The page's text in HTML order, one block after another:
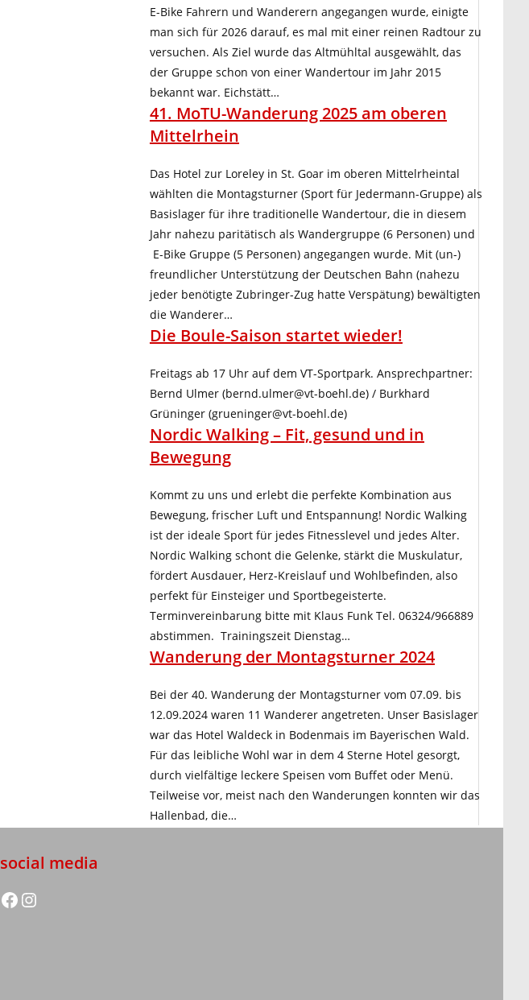
E-Bike Fahrern und Wanderern angegangen wurde, einigte
man sich für 2026 darauf, es mal mit einer reinen Radtour zu
versuchen. Als Ziel wurde das Altmühltal ausgewählt, das
der Gruppe schon von einer Wandertour im Jahr 2015
bekannt war. Eichstätt…
41. MoTU-Wanderung 2025 am oberen
Mittelrhein
Das Hotel zur Loreley in St. Goar im oberen Mittelrheintal
wählten die Montagsturner (Sport für Jedermann-Gruppe) als
Basislager für ihre traditionelle Wandertour, die in diesem
Jahr nahezu paritätisch als Wandergruppe (6 Personen) und
E-Bike Gruppe (5 Personen) angegangen wurde. Mit (un-)
freundlicher Unterstützung der Deutschen Bahn (nahezu
jeder benötigte Zubringer-Zug hatte Verspätung) bewältigten
die Wanderer…
Die Boule-Saison startet wieder!
Freitags ab 17 Uhr auf dem VT-Sportpark. Ansprechpartner:
Bernd Ulmer (bernd.ulmer@vt-boehl.de) / Burkhard
Grüninger (grueninger@vt-boehl.de)
Nordic Walking – Fit, gesund und in
Bewegung
Kommt zu uns und erlebt die perfekte Kombination aus
Bewegung, frischer Luft und Entspannung! Nordic Walking
ist der ideale Sport für jedes Fitnesslevel und jedes Alter.
Nordic Walking schont die Gelenke, stärkt die Muskulatur,
fördert Ausdauer, Herz-Kreislauf und Wohlbefinden, also
perfekt für Einsteiger und Sportbegeisterte.
Terminvereinbarung bitte mit Klaus Funk Tel. 06324/966889
abstimmen. Trainingszeit Dienstag…
Wanderung der Montagsturner 2024
Bei der 40. Wanderung der Montagsturner vom 07.09. bis
12.09.2024 waren 11 Wanderer angetreten. Unser Basislager
war das Hotel Waldeck in Bodenmais im Bayerischen Wald.
Für das leibliche Wohl war in dem 4 Sterne Hotel gesorgt,
durch vielfältige leckere Speisen vom Buffet oder Menü.
Teilweise vor, meist nach den Wanderungen konnten wir das
Hallenbad, die…
social media
facebookinstagram.com/vt.boehl/